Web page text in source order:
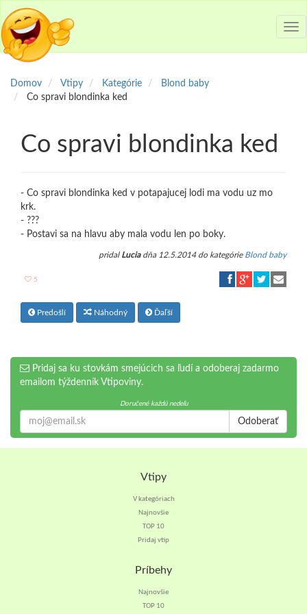
Domov Vtipy Kategórie
Blond baby
Co spravi blondinka ked
Co spravi blondinka ked
- Co spravi blondinka ked v potapajucej lodi ma vodu uz mo
krk.
- ???
- Postavi sa na hlavu aby mala vodu len po boky.
pridal Luciadňa 12.5.2014 do kategórie Blond baby
5
Predošlí Náhodný Ďaľší
Pridaj sa ku stovkám smejúcich sa ľudí a odoberaj zadarmo
emailom týždenník Vtipoviny.
Doručené každú nedeľu
Odoberať
Vtipy
V kategóriach
Najnovšie
TOP 10
Pridaj vtip
Príbehy
Najnovšie
TOP 10